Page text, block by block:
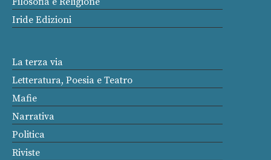
Iride Edizioni
La terza via
Letteratura, Poesia e Teatro
Mafie
Narrativa
Politica
Riviste